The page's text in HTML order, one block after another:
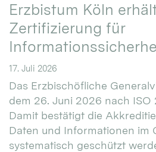
Erzbistum Köln
Zertifizierung für
17. Juli 2026
Das Erzbischöfliche
dem 26. Juni 2026 nach ISO
Damit bestätigt die
Daten und Informationen im
systematisch geschützt